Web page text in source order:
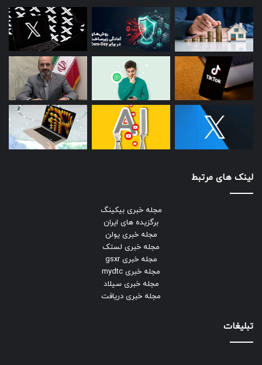
لینک های مرتبط
مجله خبری بیکینگ
برگزیده های ایران
مجله خبری یولن
مجله خبری لستک
مجله خبری gsxr
مجله خبری mydtc
مجله خبری سیلاد
مجله خبری دریافت
تبلیغات